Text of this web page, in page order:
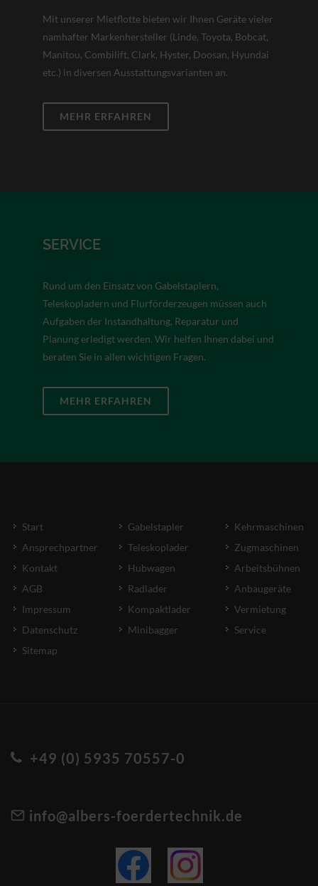
Mit unserer Mietflotte bieten wir Ihnen Geräte vieler
namhafter Markenhersteller (Linde, Toyota, Bobcat,
Manitou, Combilift, Clark, Hyster, Doosan, Hyundai
etc.) in diversen Ausstattungsvarianten an.
MEHR ERFAHREN
SERVICE
Rund um den Einsatz von Gabelstaplern,
Teleskopladern und Flurförderzeugen müssen auch
Aufgaben der Instandhaltung, Reparatur und
Planung erledigt werden. Wir helfen Ihnen dabei und
beraten Sie in allen wichtigen Fragen.
MEHR ERFAHREN
Start
Ansprechpartner
Kontakt
AGB
Impressum
Datenschutz
Sitemap
Gabelstapler
Teleskoplader
Hubwagen
Radlader
Kompaktlader
Minibagger
Kehrmaschinen
Zugmaschinen
Arbeitsbühnen
Anbaugeräte
Vermietung
Service
+49 (0) 5935 70557-0
info@albers-foerdertechnik.de